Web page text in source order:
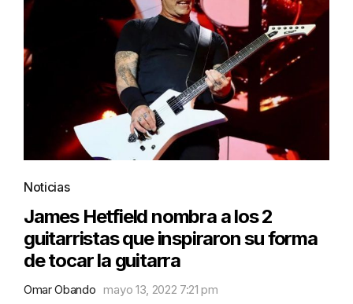
Noticias
James Hetfield nombra a los 2
guitarristas que inspiraron su forma
de tocar la guitarra
Omar Obando mayo 13, 2022 7:21 pm